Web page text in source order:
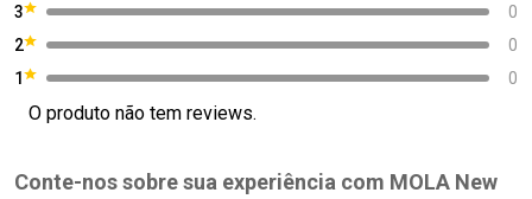
3
0
2
0
1
0
O produto não tem reviews.
Conte-nos sobre sua experiência com MOLA New